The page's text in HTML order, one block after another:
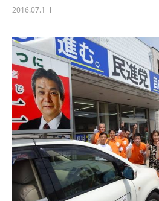
2016.07.1
プロフィール
事務所アクセス
活動報告